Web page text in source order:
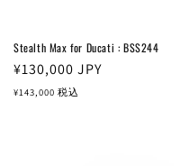
Stealth Max for Ducati : BSS244
通
常
¥130,000 JPY
¥143,000 税込